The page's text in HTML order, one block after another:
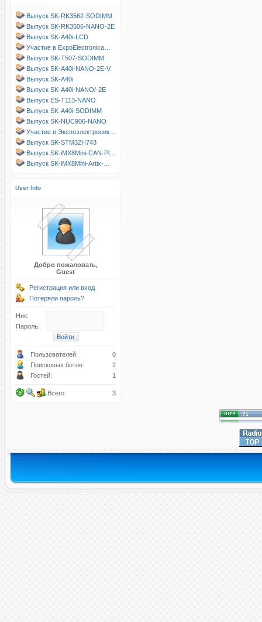
Выпуск SK-RK3562-SODIMM
Выпуск SK-RK3506-NANO-2E
Выпуск SK-A40i-LCD
Участие в ExpoElectronica…
Выпуск SK-T507-SODIMM
Выпуск SK-A40i-NANO-2E-V
Выпуск SK-A40i
Выпуск SK-A40i-NANO/-2E
Выпуск ES-T113-NANO
Выпуск SK-A40i-SODIMM
Выпуск SK-NUC906-NANO
Участие в Экспоэлектроник…
Выпуск SK-STM32H743
Выпуск SK-iMX8Mini-CAN-Pl…
Выпуск SK-iMX8Mini-Artix-…
User Info
Добро пожаловать,
Guest
Регистрация или вход
Потеряли пароль?
Ник:
Пароль:
Пользователей:
0
Поисковых ботов:
2
Гостей:
1
Всего: 3